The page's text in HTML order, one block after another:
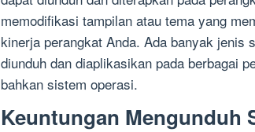
memodifikasi tampilan atau tema yang
kinerja perangkat Anda. Ada banyak jenis
diunduh dan diaplikasikan pada berbagai
bahkan sistem operasi.
Keuntungan Mengunduh